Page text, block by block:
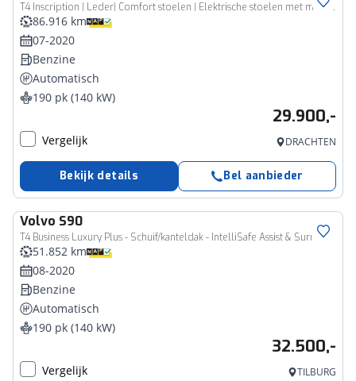
T4 Inscription | Leder| Comfort stoelen | Elektrische stoelen met memory | Keyless | | Achteruitrijdcamera | Verwarmde voorstoelen |
86.916 km
07-2020
Benzine
Automatisch
190 pk (140 kW)
29.900,-
Vergelijk DRACHTEN
Bekijk details Bel aanbieder
Volvo S90
T4 Business Luxury Plus - Schuif/kanteldak - IntelliSafe Assist & Surround - Parkeercamera achter - Verwarmde voorstoelen, stuur & achterbank - Parkeersensoren voor & achter - Elektr. bedienb. voorstoelen met geheugen - Head up display - Standkachel - 18' LMV
51.852 km
08-2020
Benzine
Automatisch
190 pk (140 kW)
32.500,-
Vergelijk TILBURG